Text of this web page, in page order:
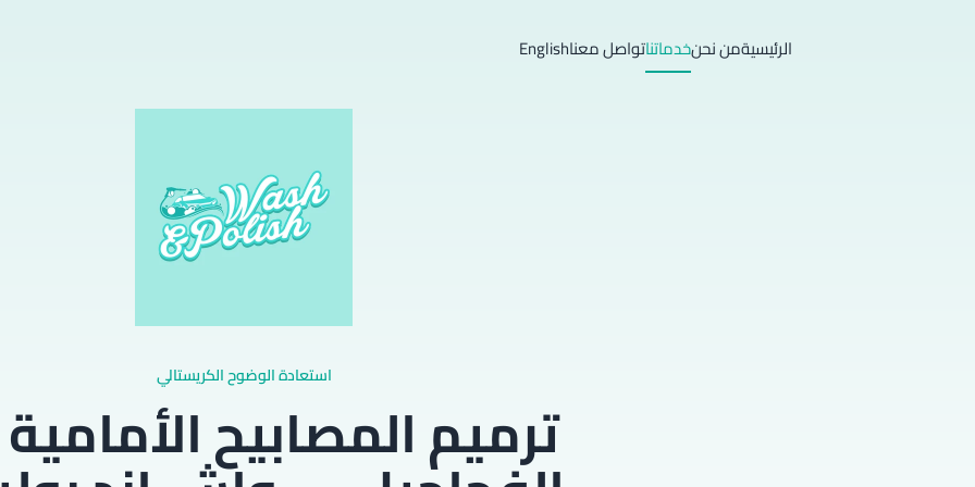
الرئيسيةمن نحنخدماتناتواصل معناEnglish
استعادة الوضوح الكريستالي
ترميم المصابيح